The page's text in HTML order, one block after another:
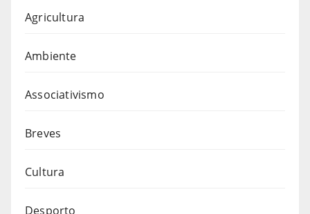
Agricultura
Ambiente
Associativismo
Breves
Cultura
Desporto